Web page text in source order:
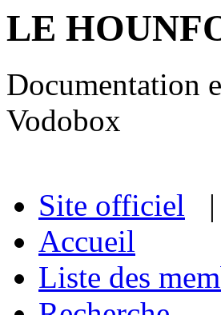
LE
Documentation
Vodobox
Site officiel |
Accueil
Liste des